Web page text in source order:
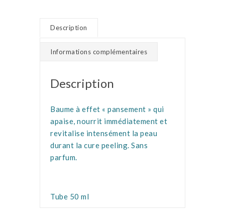
Description
Informations complémentaires
Description
Baume à effet « pansement » qui
apaise, nourrit immédiatement et
revitalise intensément la peau
durant la cure peeling. Sans
parfum.
Tube 50 ml